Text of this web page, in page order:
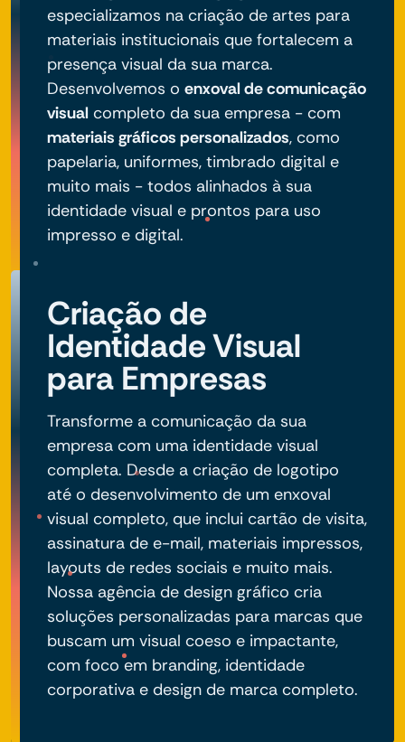
especializamos na criação de artes para
materiais institucionais que fortalecem a
presença visual da sua marca.
Desenvolvemos o enxoval de comunicação
visual completo da sua empresa - com
materiais gráficos personalizados, como
papelaria, uniformes, timbrado digital e
muito mais - todos alinhados à sua
identidade visual e prontos para uso
impresso e digital.
Criação de
Identidade Visual
para Empresas
Transforme a comunicação da sua
empresa com uma identidade visual
completa. Desde a criação de logotipo
até o desenvolvimento de um enxoval
visual completo, que inclui cartão de visita,
assinatura de e-mail, materiais impressos,
layouts de redes sociais e muito mais.
Nossa agência de design gráfico cria
soluções personalizadas para marcas que
buscam um visual coeso e impactante,
com foco em branding, identidade
corporativa e design de marca completo.